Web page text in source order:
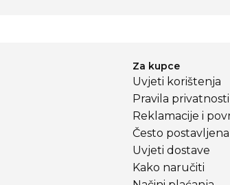
Za kupce
Uvjeti korištenja
Pravila privatnosti
Reklamacije i
Često
Uvjeti dostave
Kako naručiti